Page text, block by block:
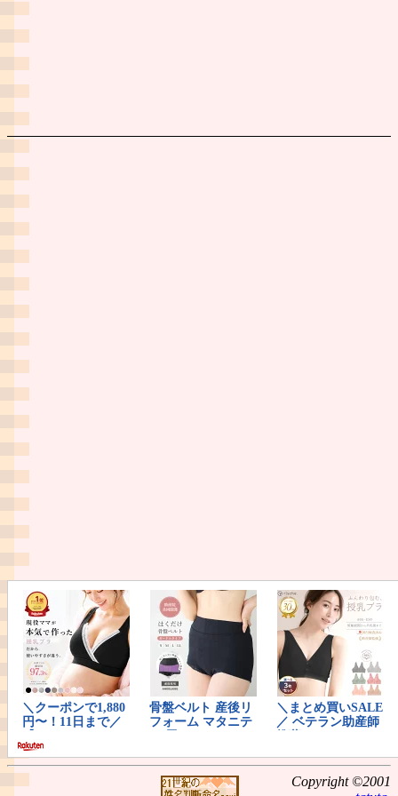
Copyright ©2001